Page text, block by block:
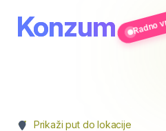
Konzum Radno
Prikaži put do lokacije